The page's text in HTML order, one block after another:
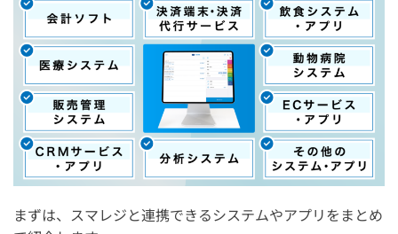
る質問
スマレジとSalesforceは連携できる？連携方法は？
スマレジとインフォマートは連携できる？
スマレジとfreeeは連携できる？連携方法は？
スマレジAPIはいつ廃止される？
スマレジの外部システム連携で分からないことはオンラ
まずは、スマレジと連携できるシステムやアプリをまとめ